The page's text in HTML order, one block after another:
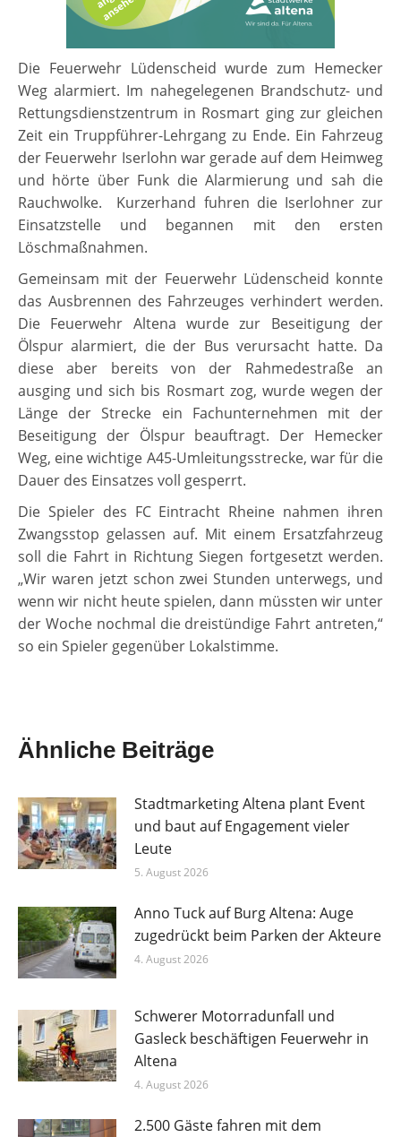
Die Feuerwehr Lüdenscheid wurde zum Hemecker
Weg alarmiert. Im nahegelegenen Brandschutz- und
Rettungsdienstzentrum in Rosmart ging zur gleichen
Zeit ein Truppführer-Lehrgang zu Ende. Ein Fahrzeug
der Feuerwehr Iserlohn war gerade auf dem Heimweg
und hörte über Funk die Alarmierung und sah die
Rauchwolke. Kurzerhand fuhren die Iserlohner zur
Einsatzstelle und begannen mit den ersten
Löschmaßnahmen.
Gemeinsam mit der Feuerwehr Lüdenscheid konnte
das Ausbrennen des Fahrzeuges verhindert werden.
Die Feuerwehr Altena wurde zur Beseitigung der
Ölspur alarmiert, die der Bus verursacht hatte. Da
diese aber bereits von der Rahmedestraße an
ausging und sich bis Rosmart zog, wurde wegen der
Länge der Strecke ein Fachunternehmen mit der
Beseitigung der Ölspur beauftragt. Der Hemecker
Weg, eine wichtige A45-Umleitungsstrecke, war für die
Dauer des Einsatzes voll gesperrt.
Die Spieler des FC Eintracht Rheine nahmen ihren
Zwangsstop gelassen auf. Mit einem Ersatzfahrzeug
soll die Fahrt in Richtung Siegen fortgesetzt werden.
„Wir waren jetzt schon zwei Stunden unterwegs, und
wenn wir nicht heute spielen, dann müssten wir unter
der Woche nochmal die dreistündige Fahrt antreten,“
so ein Spieler gegenüber Lokalstimme.
Ähnliche Beiträge
Stadtmarketing Altena plant Event
und baut auf Engagement vieler
Leute
5. August 2026
Anno Tuck auf Burg Altena: Auge
zugedrückt beim Parken der Akteure
4. August 2026
Schwerer Motorradunfall und
Gasleck beschäftigen Feuerwehr in
Altena
4. August 2026
2.500 Gäste fahren mit dem